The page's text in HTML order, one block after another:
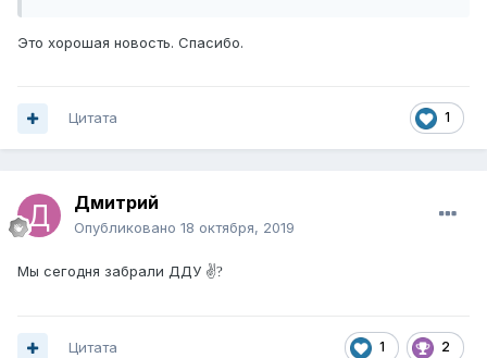
Это хорошая новость. Спасибо.
1
Цитата
Дмитрий
Опубликовано 18 октября, 2019
Мы сегодня забрали ДДУ ✌?
1 2
Цитата